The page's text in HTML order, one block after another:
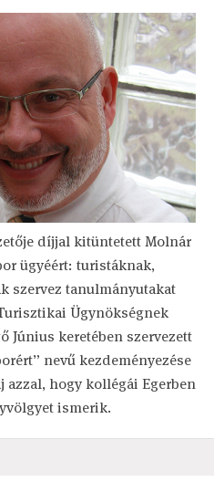
díjjal kitüntetett Molnár
ügyéért: turistáknak,
szervez tanulmányutakat
Ügynökségnek
Június keretében szervezett
nevű kezdeményezése
azzal, hogy kollégái Egerben
ismerik.